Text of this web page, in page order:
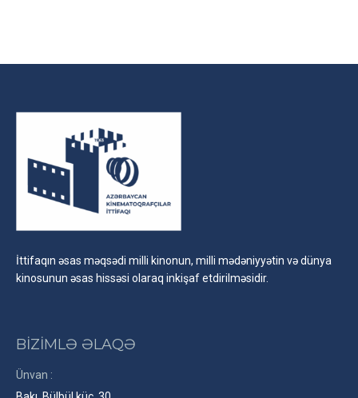
İttifaqın əsas məqsədi milli kinonun, milli mədəniyyətin və dünya
kinosunun əsas hissəsi olaraq inkişaf etdirilməsidir.
BİZİMLƏ ƏLAQƏ
Ünvan :